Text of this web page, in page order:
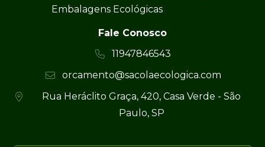
Embalagens Ecológicas
Fale Conosco
11947846543
orcamento@sacolaecologica.com
Rua Heráclito Graça, 420, Casa Verde - São
Paulo, SP